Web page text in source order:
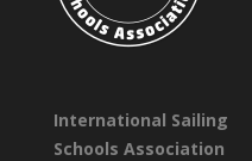
International Sailing
Schools Association